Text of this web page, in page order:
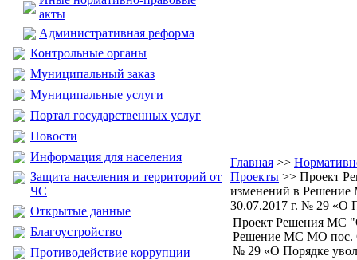
акты
Административная реформа
Контрольные органы
Муниципальный заказ
Муниципальные услуги
Портал государственных услуг
Новости
Информация для населения
Защита населения и территорий от
ЧС
Открытые данные
Благоустройство
Противодействие коррупции
Главная >>
Проекты >> Проект
изменений в
30.07.2017 г. № 29 «О
Проект Решения МС
Решение МС МО пос.
№ 29 «О Порядке